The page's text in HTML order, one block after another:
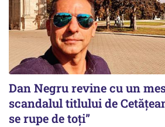
Dan Negru revine cu un
scandalul titlului de
se rupe de toți”